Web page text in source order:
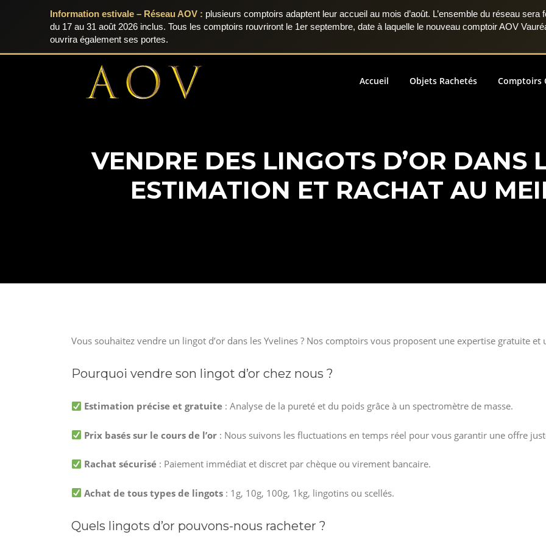
Information estivale – Réseau AOV : plusieurs comptoirs adaptent leur accueil au mois d’août. L’ensemble du réseau sera
du 17 au 31 août 2026 inclus. Tous les comptoirs rouvriront le 1er septembre, date à laquelle le nouveau comptoir AOV
ouvrira également ses portes.
Accueil Objets Rachetés Comptoirs
VENDRE DES LINGOTS D’OR DANS
ESTIMATION ET RACHAT AU
Vous souhaitez vendre un lingot d’or dans les Yvelines ? Nos comptoirs vous proposent une expertise gratuite
Pourquoi vendre son lingot d’or chez nous ?
Estimation précise et gratuite : Analyse de la pureté et du poids grâce à un spectromètre de masse.
Prix basés sur le cours de l’or : Nous suivons les fluctuations en temps réel pour vous garantir une offre
Rachat sécurisé : Paiement immédiat et discret par chèque ou virement bancaire.
Achat de tous types de lingots : 1g, 10g, 100g, 1kg, lingotins ou scellés.
Quels lingots d’or pouvons-nous racheter ?